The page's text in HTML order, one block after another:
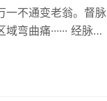
一不通变老翁。督脉
曲痛······ 经脉